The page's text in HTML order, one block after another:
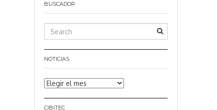
BUSCADOR
NOTICIAS
Noticias
CIBITEC